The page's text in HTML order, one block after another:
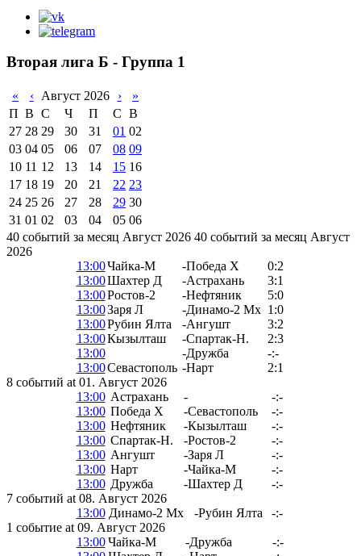
Вторая лига Б - Группа 1
« ‹ Август 2026 ›
»
П В С Ч П С В
27 28 29 30 31 01 02
03 04 05 06 07 08 09
10 11 12 13 14 15 16
17 18 19 20 21 22 23
24 25 26 27 28 29 30
31 01 02 03 04 05 06
40 событий за месяц Август 2026 40 событий за месяц Август
2026
13:00Чайка-М -Победа Х
0:2
13:00Шахтер Д -Астрахань
3:1
13:00Ростов-2 -Нефтяник
5:0
13:00Заря Л -Динамо-2 Мх 1:0
13:00Рубин Ялта -Ангушт
3:2
13:00Кызылташ -Спартак-Н.
2:3
13:00
-Дружба
-:-
13:00Севастополь -Нарт
2:1
8 событий at 01. Август 2026
13:00 Астрахань -
-:-
13:00 Победа Х -Севастополь
-:-
13:00 Нефтяник -Кызылташ
-:-
13:00 Спартак-Н. -Ростов-2
-:-
13:00 Ангушт -Заря Л
-:-
13:00 Нарт -Чайка-М
-:-
13:00 Дружба -Шахтер Д
-:-
7 событий at 08. Август 2026
13:00 Динамо-2 Мх -Рубин Ялта
-:-
1 событие at 09. Август 2026
13:00 Чайка-М -Дружба
-:-